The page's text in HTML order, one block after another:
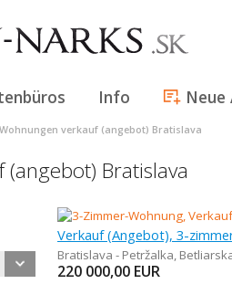
Info Neue
Wohnungen verkauf (angebot) Bratislava
Bratislava
Bratislava - Petržalka,
220 000,00 EUR